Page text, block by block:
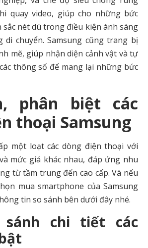
quay video, giúp cho những bức
sắc nét dù trong điều kiện ánh sáng
di chuyển. Samsung cũng trang bị
mẽ, giúp nhận diện cảnh vật và tự
thông số để mang lại những bức
phân biệt các
thoại Samsung
một loạt các dòng điện thoại với
mức giá khác nhau, đáp ứng nhu
từ tầm trung đến cao cấp. Và nếu
mua smartphone của Samsung
tin so sánh bên dưới đây nhé.
sánh chi tiết các